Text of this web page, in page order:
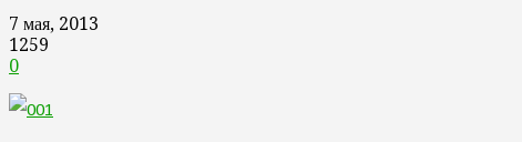
7 мая, 2013
1259
0